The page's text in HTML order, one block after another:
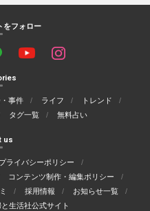
をフォロー
事件 ライフ
トレンド
タグ一覧 無料占い
us
プライバシーポリシー
コンテンツ制作・編集ポリシー
採用情報
お知らせ一覧
生活社公式サイト